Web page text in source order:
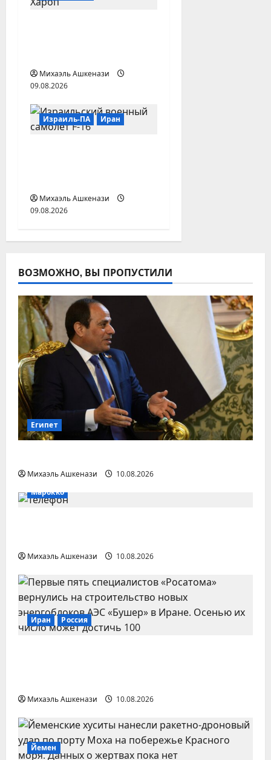
Михаэль Ашкенази
09.08.2026
Израиль-ПА Иран
Михаэль Ашкенази
09.08.2026
ВОЗМОЖНО, ВЫ ПРОПУСТИЛИ
Египет
Михаэль Ашкенази
10.08.2026
Марокко
Михаэль Ашкенази 10.08.2026
Иран Россия
Михаэль Ашкенази 10.08.2026
Йемен